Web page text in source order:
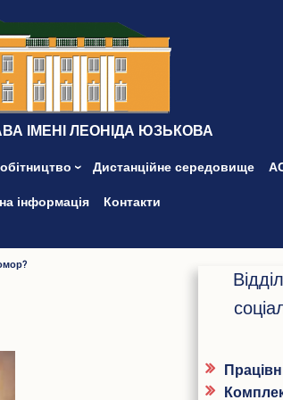
ІМЕНІ ЛЕОНІДА ЮЗЬКОВА
Дистанційне середовище
інформація Контакти